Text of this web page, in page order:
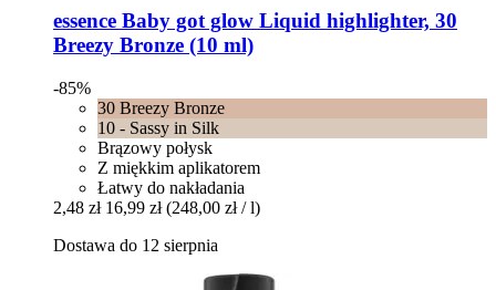
essence Baby got glow Liquid highlighter, 30
Breezy Bronze (10 ml)
-85%
30 Breezy Bronze
10 - Sassy in Silk
Brązowy połysk
Z miękkim aplikatorem
Łatwy do nakładania
2,48 zł 16,99 zł (248,00 zł / l)
Dostawa do 12 sierpnia